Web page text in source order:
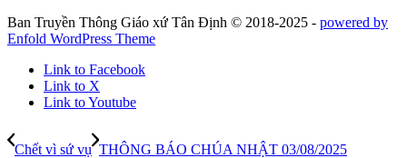
Ban Truyền Thông Giáo xứ Tân Định © 2018-2025 - powered by
Enfold WordPress Theme
Link to Facebook
Link to X
Link to Youtube
Chết vì sứ vụ THÔNG BÁO CHÚA NHẬT 03/08/2025